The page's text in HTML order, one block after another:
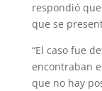
respondió
que se
“El caso fue
encontraban
que no hay